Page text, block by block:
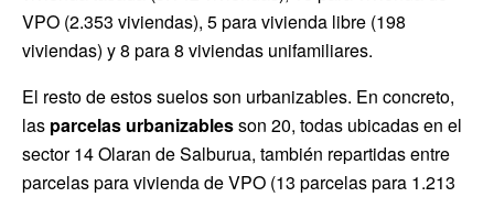
VPO (2.353 viviendas), 5 para vivienda libre (198
viviendas) y 8 para 8 viviendas unifamiliares.
El resto de estos suelos son urbanizables. En concreto,
las parcelas urbanizablesson 20, todas ubicadas en el
sector 14 Olaran de Salburua, también repartidas entre
parcelas para vivienda de VPO (13 parcelas para 1.213